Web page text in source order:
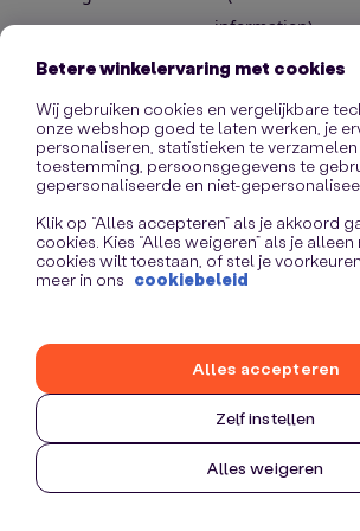
information).
Betere winkelervaring met cookies
Wij gebruiken cookies en vergelijkbare
onze webshop goed te laten werken, je
personaliseren, statistieken te
toestemming, persoonsgegevens te
gepersonaliseerde en niet-
Klik op “Alles accepteren” als je akkoord
cookies. Kies “Alles weigeren” als je
cookies wilt toestaan, of stel je
meer in ons cookiebeleid
Zelf instellen
Alles weigeren
Alles accepteren